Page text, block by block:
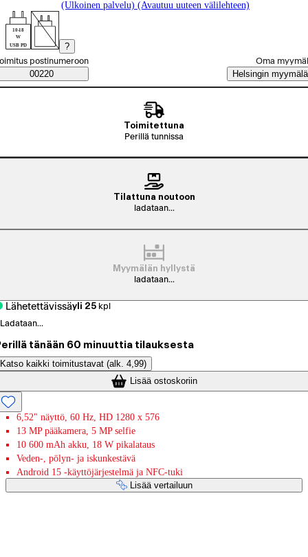
(Ulkoinen palvelu) (Avautuu uuteen välilehteen)
10-18
W
USB PD
?
Saatavuustiedot
tilaustapa
postinumeroon
00220
Oma
Helsingin myymälä
Toimitettuna
Perillä tunnissa
Tilattuna noutoon
ladataan...
Myymälän hyllystä
ladataan...
Lähetettävissäyli 25 kpl
Ladataan...
tänään 60 minuuttia tilauksesta
Katso kaikki toimitustavat (alk. 4,99)
Lisää ostoskoriin
6,52" näyttö, 60 Hz, HD 1280 x 576
13 MP pääkamera, 5 MP selfie
10 600 mAh akku, 18 W pikalataus
Veden-, pölyn- ja iskunkestävä
Android 15 -käyttöjärjestelmä ja NFC-tuki
Lisää vertailuun